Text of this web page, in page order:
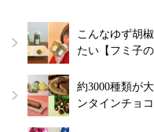
こんなゆず胡
たい【フミ子
約3000種類が
ンタインチョ